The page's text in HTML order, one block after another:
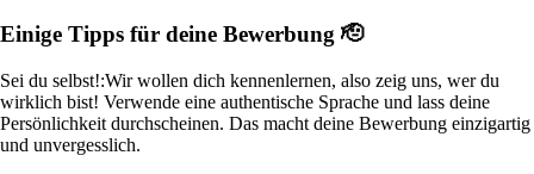
Einige Tipps für deine Bewerbung 🫡
Sei du selbst!:Wir wollen dich kennenlernen, also zeig uns, wer du
wirklich bist! Verwende eine authentische Sprache und lass deine
Persönlichkeit durchscheinen. Das macht deine Bewerbung einzigartig
und unvergesslich.